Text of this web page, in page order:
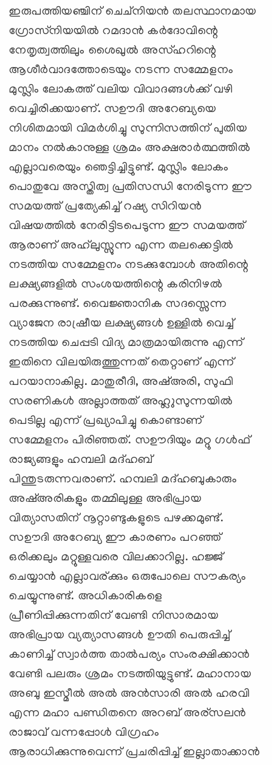
ഇരുപത്തിയഞ്ചിന് ചെച്‌നിയന്‍ തലസ്ഥാനമായ
ഗ്രോസ്‌നിയയില്‍ റമദാന്‍ കര്‍ദോവിന്റെ
നേതൃത്വത്തിലും ശൈഖുല്‍ അസ്ഹറിന്റെ
ആശീര്‍വാദത്തോടെയും നടന്ന സമ്മേളനം
മുസ്ലിം ലോകത്ത് വലിയ വിവാദങ്ങള്‍ക്ക് വഴി
വെച്ചിരിക്കയാണ്. സഊദി അറേബ്യയെ
നിശിതമായി വിമര്‍ശിച്ചു സുന്നിസത്തിന് പുതിയ
മാനം നല്‍കാനുള്ള ശ്രമം അക്ഷരാര്‍ത്ഥത്തില്‍
എല്ലാവരെയും ഞെട്ടിച്ചിട്ടുണ്ട്. മുസ്ലിം ലോകം
പൊതുവേ അസ്തിത്വ പ്രതിസന്ധി നേരിടുന്ന ഈ
സമയത്ത് പ്രത്യേകിച്ച് റഷ്യ സിറിയന്‍
വിഷയത്തില്‍ നേരിട്ടിടപെടുന്ന ഈ സമയത്ത്
ആരാണ് അഹ്‌ലുസ്സുന്ന എന്ന തലക്കെട്ടില്‍
നടത്തിയ സമ്മേളനം നടക്കുമ്പോള്‍ അതിന്റെ
ലക്ഷ്യങ്ങളില്‍ സംശയത്തിന്റെ കരിനിഴല്‍
പരക്കുന്നുണ്ട്. വൈജ്ഞാനിക സദസ്സെന്ന
വ്യാജേന രാഷ്രീയ ലക്ഷ്യങ്ങള്‍ ഉള്ളില്‍ വെച്ച്
നടത്തിയ ചെപ്പടി വിദ്യ മാത്രമായിരുന്നു എന്ന്
ഇതിനെ വിലയിരുത്തുന്നത് തെറ്റാണ് എന്ന്
പറയാനാകില്ല. മാതുരീദി, അഷ്അരി, സുഫി
സരണികള്‍ അല്ലാത്തത് അഹ്ലുസുന്നയില്‍
പെടില്ല എന്ന് പ്രഖ്യാപിച്ചു കൊണ്ടാണ്
സമ്മേളനം പിരിഞ്ഞത്. സഊദിയും മറ്റു ഗള്‍ഫ്
രാജ്യങ്ങളും ഹമ്പലി മദ്ഹബ്
പിന്തുടരുന്നവരാണ്. ഹമ്പലി മദ്ഹബുകാരും
അഷ്അരികളും തമ്മിലുള്ള അഭിപ്രായ
വിത്യാസതിന് നൂറ്റാണ്ടുകളുടെ പഴക്കമുണ്ട്.
സഊദി അറേബ്യ ഈ കാരണം പറഞ്ഞ്
ഒരിക്കലും മറ്റുള്ളവരെ വിലക്കാറില്ല. ഹജ്ജ്
ചെയ്യാന്‍ എല്ലാവര്ക്കും ഒരുപോലെ സൗകര്യം
ചെയ്യുന്നുണ്ട്. അധികാരികളെ
പ്രീണിപ്പിക്കുന്നതിന് വേണ്ടി നിസാരമായ
അഭിപ്രായ വ്യത്യാസങ്ങള്‍ ഊതി പെരുപ്പിച്ച്
കാണിച്ച് സ്വാര്‍ത്ത താല്‍പര്യം സംരക്ഷിക്കാന്‍
വേണ്ടി പലരും ശ്രമം നടത്തിയുട്ടുണ്ട്. മഹാനായ
അബു ഇസ്മീല്‍ അല്‍ അന്‍സാരി അല്‍ ഹരവി
എന്ന മഹാ പണ്ഡിതനെ അറബ് അര്‌സലന്‍
രാജാവ് വന്നപ്പോള്‍ വിഗ്രഹം
ആരാധിക്കുന്നുവെന്ന് പ്രചരിപ്പിച്ച് ഇല്ലാതാക്കാന്‍